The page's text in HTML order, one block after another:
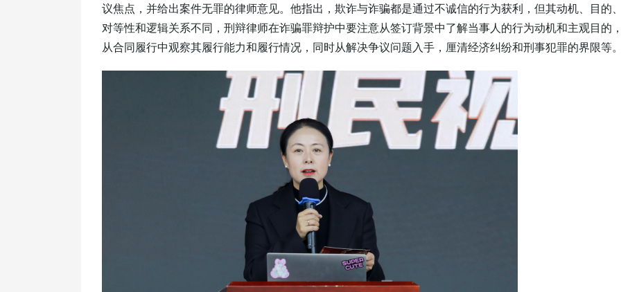
议焦点，并给出案件无罪的律师意见。他指出，欺诈与诈骗都是通过不诚信的行为获利，但其动机、目的
对等性和逻辑关系不同，刑辩律师在诈骗罪辩护中要注意从签订背景中了解当事人的行为动机和主观目的
从合同履行中观察其履行能力和履行情况，同时从解决争议问题入手，厘清经济纠纷和刑事犯罪的界限等